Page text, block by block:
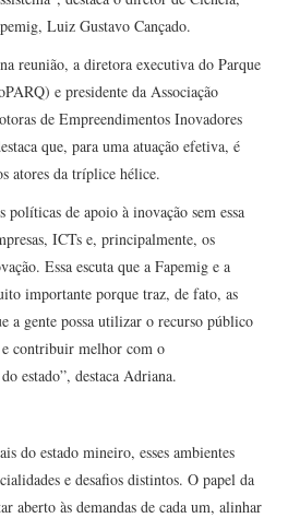
Luiz Gustavo Cançado.
reunião, a diretora executiva do Parque
e presidente da Associação
de Empreendimentos Inovadores
que, para uma atuação efetiva, é
atores da tríplice hélice.
de apoio à inovação sem essa
ICTs e, principalmente, os
Essa escuta que a Fapemig e a
importante porque traz, de fato, as
a gente possa utilizar o recurso público
e contribuir melhor com o
estado”, destaca Adriana.
do estado mineiro, esses ambientes
e desafios distintos. O papel da
aberto às demandas de cada um, alinhar